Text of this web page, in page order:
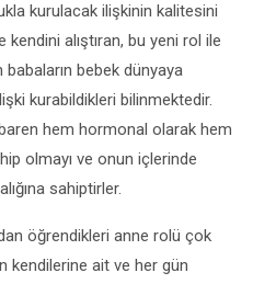
kurulacak ilişkinin kalitesini
alıştıran, bu yeni rol ile
bebek dünyaya
kurabildikleri bilinmektedir.
hem hormonal olarak hem
olmayı ve onun içlerinde
sahiptirler.
öğrendikleri anne rolü çok
kendilerine ait ve her gün